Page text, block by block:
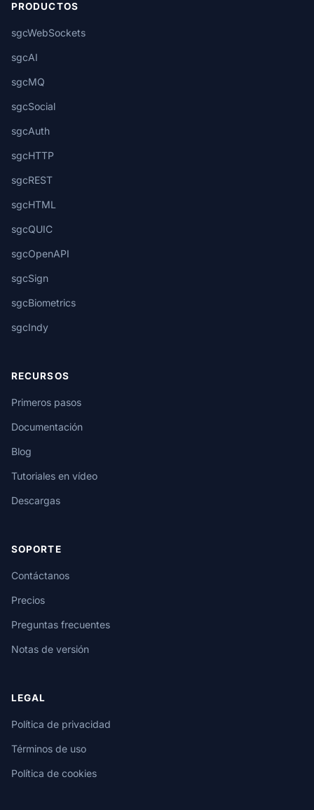
PRODUCTOS
sgcWebSockets
sgcAI
sgcMQ
sgcSocial
sgcAuth
sgcHTTP
sgcREST
sgcHTML
sgcQUIC
sgcOpenAPI
sgcSign
sgcBiometrics
sgcIndy
RECURSOS
Primeros pasos
Documentación
Blog
Tutoriales en vídeo
Descargas
SOPORTE
Contáctanos
Precios
Preguntas frecuentes
Notas de versión
LEGAL
Política de privacidad
Términos de uso
Política de cookies